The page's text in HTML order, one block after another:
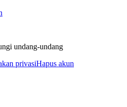
undang-undang
privasiHapus akun